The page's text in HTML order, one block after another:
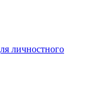
личностного